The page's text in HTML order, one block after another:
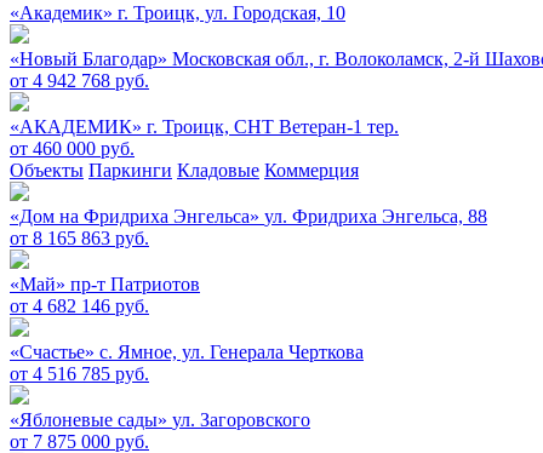
«Академик» г. Троицк, ул. Городская, 10
«Новый Благодар» Московская обл., г. Волоколамск, 2-й
от 4 942 768 руб.
«АКАДЕМИК» г. Троицк, СНТ Ветеран-1 тер.
от 460 000 руб.
Объекты Паркинги Кладовые Коммерция
«Дом на Фридриха Энгельса» ул. Фридриха Энгельса, 88
от 8 165 863 руб.
«Май» пр-т Патриотов
от 4 682 146 руб.
«Счастье» c. Ямное, ул. Генерала Черткова
от 4 516 785 руб.
«Яблоневые сады» ул. Загоровского
от 7 875 000 руб.